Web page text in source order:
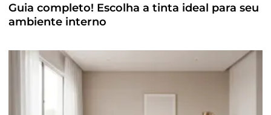
Guia completo! Escolha a tinta ideal para seu
ambiente interno